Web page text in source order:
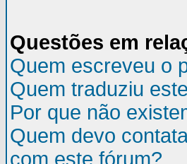
Questões em
Quem escreveu o
Quem traduziu
Por que não
Quem devo
com este fórum?